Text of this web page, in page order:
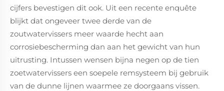
cijfers bevestigen dit ook. Uit een recente enquête
blijkt dat ongeveer twee derde van de
zoutwatervissers meer waarde hecht aan
corrosiebescherming dan aan het gewicht van hun
uitrusting. Intussen wensen bijna negen op de tien
zoetwatervissers een soepele remsysteem bij gebruik
van de dunne lijnen waarmee ze doorgaans vissen.